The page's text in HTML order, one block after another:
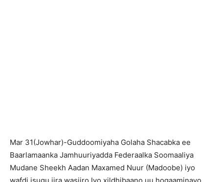
Mar 31(Jowhar)-Guddoomiyaha Golaha Shacabka ee
Baarlamaanka Jamhuuriyadda Federaalka Soomaaliya
Mudane Sheekh Aadan Maxamed Nuur (Madoobe) iyo